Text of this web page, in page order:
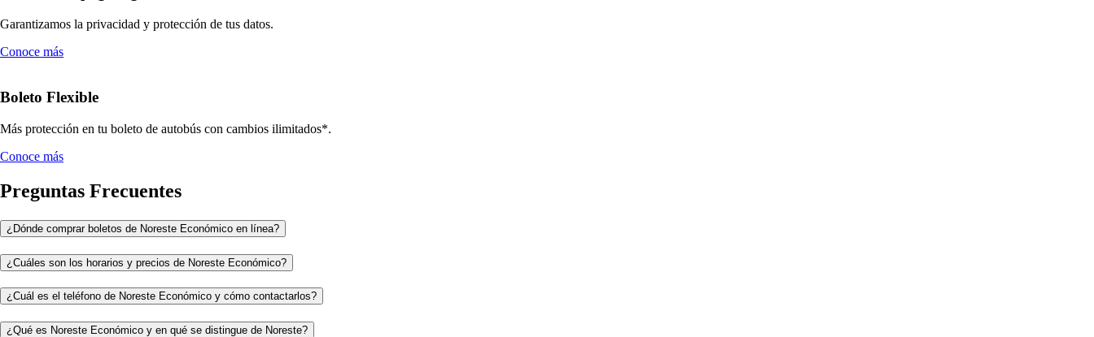
Garantizamos la privacidad y protección de tus datos.
Conoce más
Boleto Flexible
Más protección en tu boleto de autobús con cambios ilimitados*.
Conoce más
Preguntas Frecuentes
¿Dónde comprar boletos de Noreste Económico en línea?
¿Cuáles son los horarios y precios de Noreste Económico?
¿Cuál es el teléfono de Noreste Económico y cómo contactarlos?
¿Qué es Noreste Económico y en qué se distingue de Noreste?